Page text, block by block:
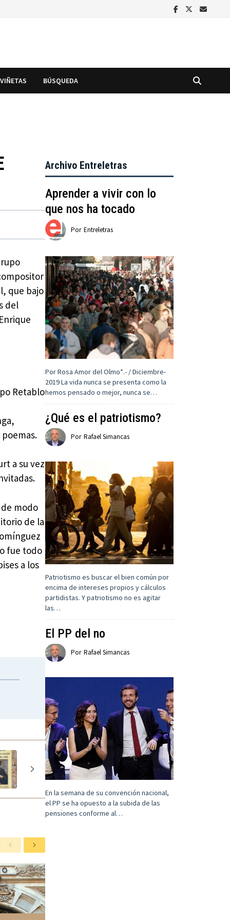
VIÑETAS BÚSQUEDA
que bajo
del
Retablo
a su vez
modo
de la
fue todo
a los
A
n
t
e
r
i
o
r
S
i
g
u
i
e
n
t
Archivo Entreletras
Aprender a vivir con lo
que nos ha tocado
Por Entreletras
Por Rosa Amor del Olmo*.- / Diciembre-
2019 La vida nunca se presenta como la
hemos pensado o mejor, nunca se…
¿Qué es el patriotismo?
Por Rafael Simancas
Patriotismo es buscar el bien común por
encima de intereses propios y cálculos
partidistas. Y patriotismo no es agitar
las…
El PP del no
Por Rafael Simancas
En la semana de su convención nacional,
el PP se ha opuesto a la subida de las
pensiones conforme al…